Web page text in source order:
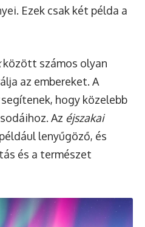
Ezek csak két példa a
között számos olyan
az embereket. A
hogy közelebb
Az éjszakai
lenyűgöző, és
és a természet